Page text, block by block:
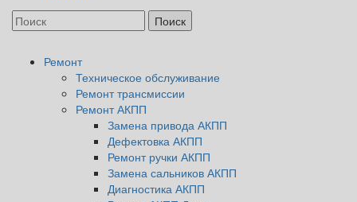
Ремонт
Техническое обслуживание
Ремонт трансмиссии
Ремонт АКПП
Замена привода АКПП
Дефектовка АКПП
Ремонт ручки АКПП
Замена сальников АКПП
Диагностика АКПП